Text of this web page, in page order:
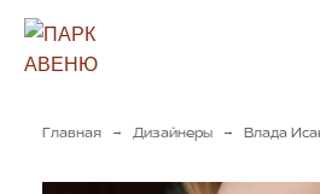
Главная → Дизайнеры → Влада